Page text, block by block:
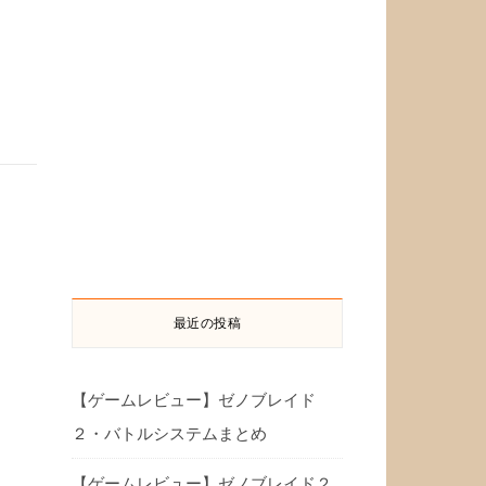
最近の投稿
【ゲームレビュー】ゼノブレイド
２・バトルシステムまとめ